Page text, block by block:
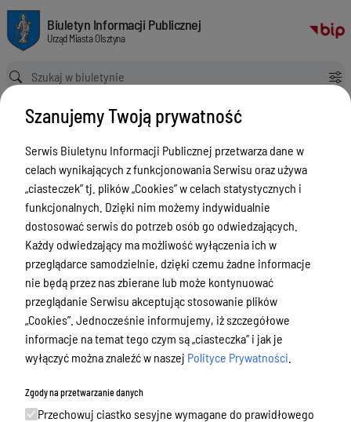
Opinia RIO 2026: Uchwała Nr RIO.VIII-0120-268/2026 Składu
Biuletyn Informacji Publicznej Urząd Miasta Olsztyna
Biuletyn Informacji Publicznej
Urząd Miasta Olsztyna
Ścieżka powrotu
Strona główna Budzet Miasta WPF Majątek
OpinieRIO
Opinia RIO 2026: Uchwała Nr RIO.VIII-0120-268/2026 Składu Orzekającego Regionalnej Izby Obrachunkowej w Olsztynie z dnia 6 lipca 2026 r. w sprawie opinii o możliwości spłaty przez Gminę Olsztyn pożyczki w wysokości 31.102.570,80 zł
OpinieRIO
Menu Przedmiotowe
ZAŁATWIANIE SPRAW
Ogłoszenia
Bezpieczeństwo
Urodzenia, małżeństwa, zgony,
meldunek, dowód, komunikacja,
działalność, alkohol
Budżet, finanse i majątek
Podatki i opłaty, umorzenia, ulgi i
dotacje
Szanujemy Twoją prywatność
Serwis Biuletynu Informacji Publicznej przetwarza dane w
celach wynikających z funkcjonowania Serwisu oraz używa
„ciasteczek” tj. plików „Cookies” w celach statystycznych i
funkcjonalnych. Dzięki nim możemy indywidualnie
dostosować serwis do potrzeb osób go odwiedzających.
Każdy odwiedzający ma możliwość wyłączenia ich w
przeglądarce samodzielnie, dzięki czemu żadne informacje
nie będą przez nas zbierane lub może kontynuować
przeglądanie Serwisu akceptując stosowanie plików
„Cookies”. Jednocześnie informujemy, iż szczegółowe
informacje na temat tego czym są „ciasteczka” i jak je
wyłączyć można znaleźć w naszej Polityce Prywatności
Zgody na przetwarzanie danych
Przechowuj ciastko sesyjne wymagane do prawidłowego